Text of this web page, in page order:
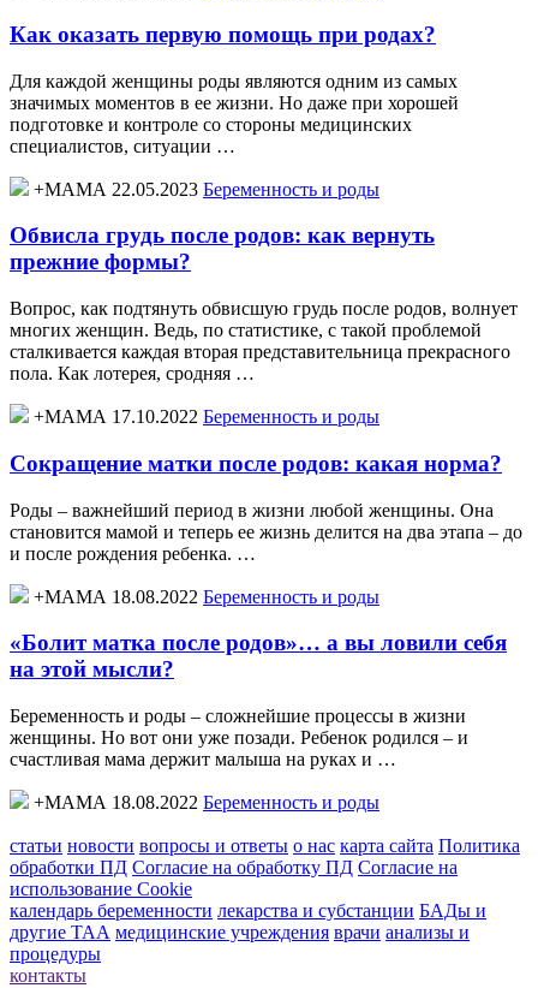
Как оказать первую помощь при родах?
Для каждой женщины роды являются одним из самых
значимых моментов в ее жизни. Но даже при хорошей
подготовке и контроле со стороны медицинских
специалистов, ситуации …
+МАМА 22.05.2023 Беременность и роды
Обвисла грудь после родов: как вернуть
прежние формы?
Вопрос, как подтянуть обвисшую грудь после родов, волнует
многих женщин. Ведь, по статистике, с такой проблемой
сталкивается каждая вторая представительница прекрасного
пола. Как лотерея, сродняя …
+МАМА 17.10.2022 Беременность и роды
Сокращение матки после родов: какая норма?
Роды – важнейший период в жизни любой женщины. Она
становится мамой и теперь ее жизнь делится на два этапа – до
и после рождения ребенка. …
+МАМА 18.08.2022 Беременность и роды
«Болит матка после родов»… а вы ловили себя
на этой мысли?
Беременность и роды – сложнейшие процессы в жизни
женщины. Но вот они уже позади. Ребенок родился – и
счастливая мама держит малыша на руках и …
+МАМА 18.08.2022 Беременность и роды
статьи новости вопросы и ответы о нас карта сайта Политика
обработки ПД Согласие на обработку ПД Согласие на
использование Cookie
календарь беременности лекарства и субстанции БАДы и
другие ТАА медицинские учреждения врачи анализы и
процедуры
контакты